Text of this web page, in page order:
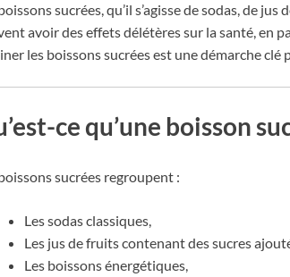
sucrées, qu’il s’agisse de sodas, de
avoir des effets délétères sur la santé, en
les boissons sucrées est une démarche clé
ce qu’une boisson
sucrées regroupent :
Les sodas classiques,
Les jus de fruits contenant des sucres
Les boissons énergétiques,